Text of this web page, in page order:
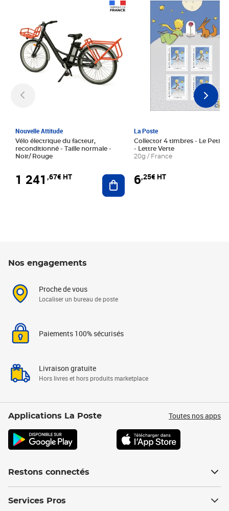
Nouvelle Attitude
Vélo électrique du facteur,
reconditionné - Taille normale -
Noir/ Rouge
1 241 ,67€ HT Ajouter au panier
La Poste
Collector 4 timbres - Le Petit
- Lettre Verte
20g / France
6,25€ HT
Prix 6,25€ HT
Nos engagements
Proche de vous
Localiser un bureau de poste
Paiements 100% sécurisés
Livraison gratuite
Hors livres et hors produits marketplace
Applications La Poste Toutes nos apps
Restons connectés
Services Pros